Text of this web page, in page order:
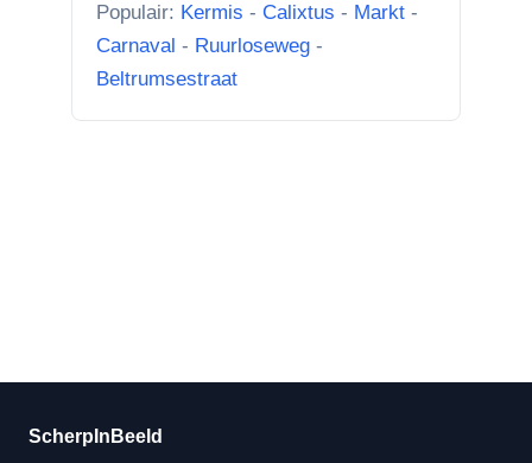
Populair: Kermis - Calixtus - Markt -
Carnaval - Ruurloseweg -
Beltrumsestraat
ScherpInBeeld